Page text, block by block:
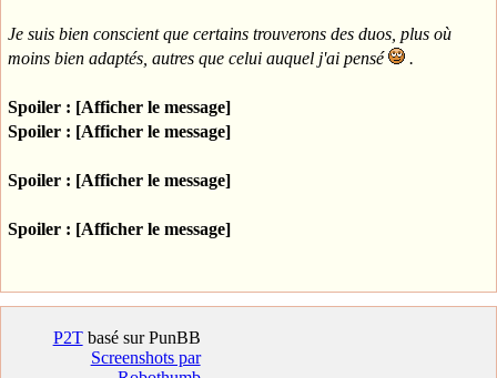
Je suis bien conscient que certains trouverons des duos, plus où
moins bien adaptés, autres que celui auquel j'ai pensé
.
Spoiler : [Afficher le message]
Spoiler : [Afficher le message]
Spoiler : [Afficher le message]
Spoiler : [Afficher le message]
P2Tbasé sur PunBB
Screenshots par